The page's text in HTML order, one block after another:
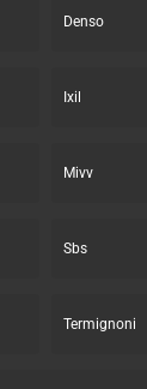
Denso
Ixil
Mivv
Sbs
Termignoni